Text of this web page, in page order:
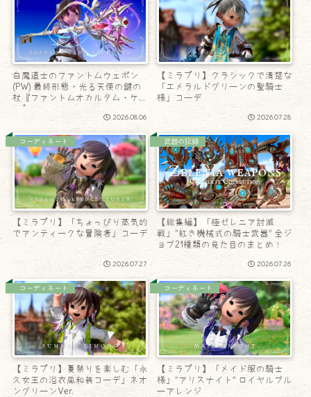
白魔道士のファントムウェポン
(PW) 最終形態・光る天使の鍵の
杖『ファントムオカルタム・ケー
ン』
2026.08.06
【ミラプリ】クラシックで清楚な
「エメラルドグリーンの聖騎士
様」コーデ
2026.07.28
コーディネート
【ミラプリ】「ちょっぴり蒸気的
でアンティークな冒険者」コーデ
2026.07.27
武器の記録
【総集編】「極ゼレニア討滅
戦」”紅き機械式の騎士武器” 全ジ
ョブ21種類の見た目のまとめ！
2026.07.26
コーディネート
【ミラプリ】夏祭りを楽しむ「永
久女王の浴衣風和装コーデ」ネオ
ングリーンVer.
コーディネート
【ミラプリ】「メイド服の騎士
様」”アリスナイト” ロイヤルブル
ーアレンジ